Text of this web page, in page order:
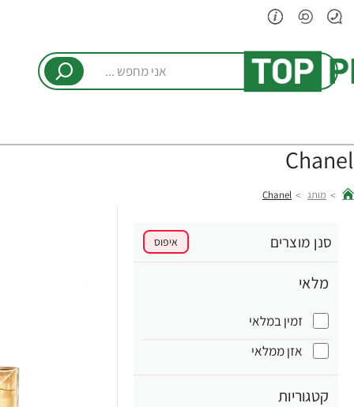
מחפש
Chanel
מותג Chanel
סנן מוצרים איפוס
מלאי
זמין במלאי
אזן ממלאי
קטגוריות